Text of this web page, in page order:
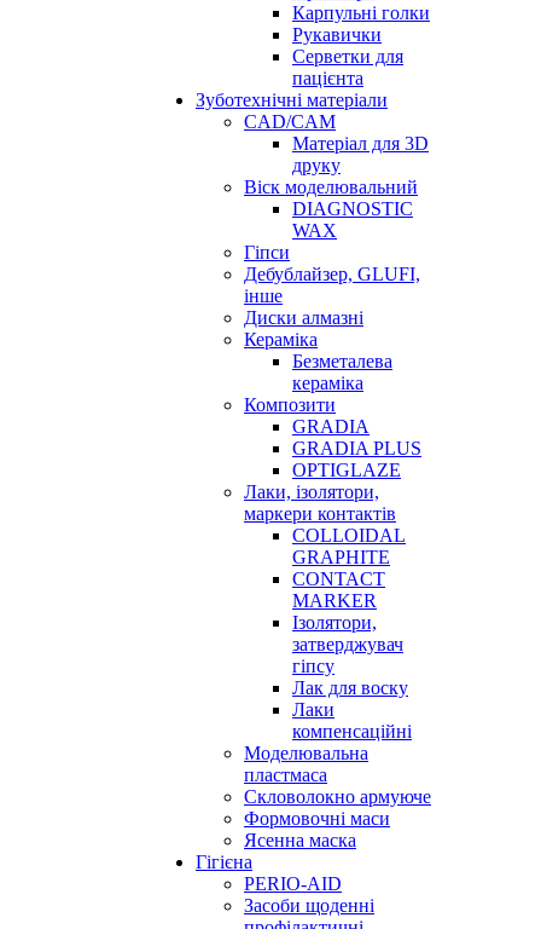
Карпульні голки
Рукавички
Серветки для
пацієнта
Зуботехнічні матеріали
CAD/CAM
Матеріал для 3D
друку
Віск моделювальний
DIAGNOSTIC
WAX
Гіпси
Дебублайзер, GLUFI,
інше
Диски алмазні
Кераміка
Безметалева
кераміка
Композити
GRADIA
GRADIA PLUS
OPTIGLAZE
Лаки, ізолятори,
маркери контактів
COLLOIDAL
GRAPHITE
CONTACT
MARKER
Ізолятори,
затверджувач
гіпсу
Лак для воску
Лаки
компенсаційні
Моделювальна
пластмаса
Скловолокно армуюче
Формовочні маси
Ясенна маска
Гігієна
PERIO-AID
Засоби щоденні